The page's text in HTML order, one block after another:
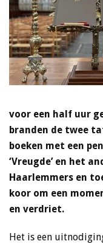
voor een half uur
branden de twee
boeken met een
‘Vreugde’ en het
Haarlemmers en
koor om een
en verdriet.
Het is een